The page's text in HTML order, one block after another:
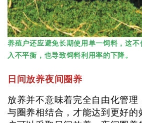
养殖户还应避免长期使用单一饲料，这
入不平衡，也导致饲料利用率的下降。
日间放养夜间圈养
放养并不意味着完全自由化管理
与圈养相结合，才能达到更好的